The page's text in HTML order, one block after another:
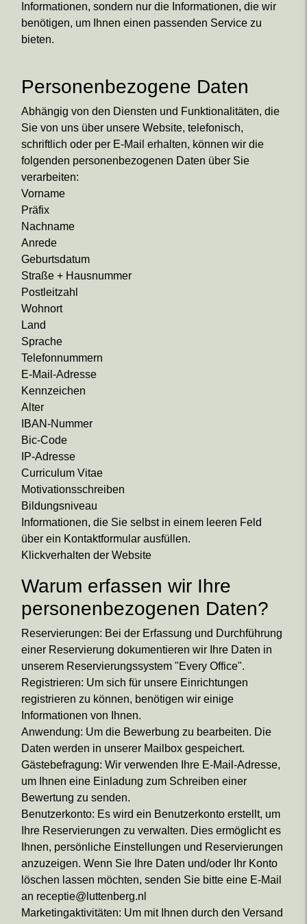
Informationen, sondern nur die Informationen, die wir
benötigen, um Ihnen einen passenden Service zu
bieten.
Personenbezogene Daten
Abhängig von den Diensten und Funktionalitäten, die
Sie von uns über unsere Website, telefonisch,
schriftlich oder per E-Mail erhalten, können wir die
folgenden personenbezogenen Daten über Sie
verarbeiten:
Vorname
Präfix
Nachname
Anrede
Geburtsdatum
Straße + Hausnummer
Postleitzahl
Wohnort
Land
Sprache
Telefonnummern
E-Mail-Adresse
Kennzeichen
Alter
IBAN-Nummer
Bic-Code
IP-Adresse
Curriculum Vitae
Motivationsschreiben
Bildungsniveau
Informationen, die Sie selbst in einem leeren Feld
über ein Kontaktformular ausfüllen.
Klickverhalten der Website
Warum erfassen wir Ihre
personenbezogenen Daten?
Reservierungen: Bei der Erfassung und Durchführung
einer Reservierung dokumentieren wir Ihre Daten in
unserem Reservierungssystem "Every Office".
Registrieren: Um sich für unsere Einrichtungen
registrieren zu können, benötigen wir einige
Informationen von Ihnen.
Anwendung: Um die Bewerbung zu bearbeiten. Die
Daten werden in unserer Mailbox gespeichert.
Gästebefragung: Wir verwenden Ihre E-Mail-Adresse,
um Ihnen eine Einladung zum Schreiben einer
Bewertung zu senden.
Benutzerkonto: Es wird ein Benutzerkonto erstellt, um
Ihre Reservierungen zu verwalten. Dies ermöglicht es
Ihnen, persönliche Einstellungen und Reservierungen
anzuzeigen. Wenn Sie Ihre Daten und/oder Ihr Konto
löschen lassen möchten, senden Sie bitte eine E-Mail
an receptie@luttenberg.nl
Marketingaktivitäten: Um mit Ihnen durch den Versand